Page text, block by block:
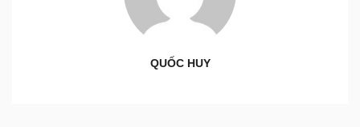
QUỐC HUY